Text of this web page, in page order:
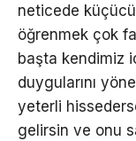
neticede
öğrenmek çok
başta kendimiz
duygularını
yeterli
gelirsin ve onu